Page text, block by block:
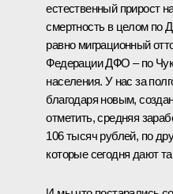
естественный прирост
смертность в целом по
равно миграционный
Федерации ДФО – по
населения. У нас за
благодаря новым,
отметить, средняя
106 тысяч рублей, по
которые сегодня дают